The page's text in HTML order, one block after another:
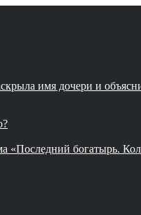
имя дочери и
«Последний богатырь.